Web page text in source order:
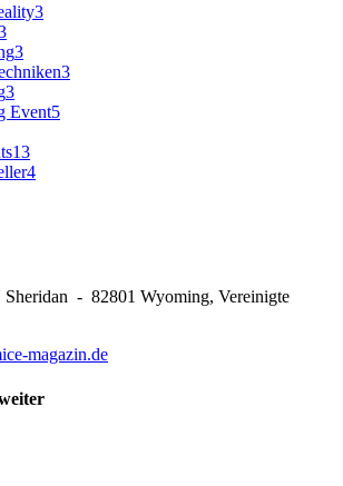
3
3
3
3
Event5
13
4
Sheridan - 82801 Wyoming, Vereinigte
magazin.de